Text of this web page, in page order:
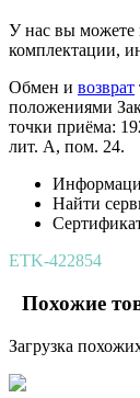
У нас вы можете
комплектации,
Обмен и возврат
положениями
точки приёма:
лит. А, пом. 24.
Найти
ETK-422854
Похожие
Загрузка